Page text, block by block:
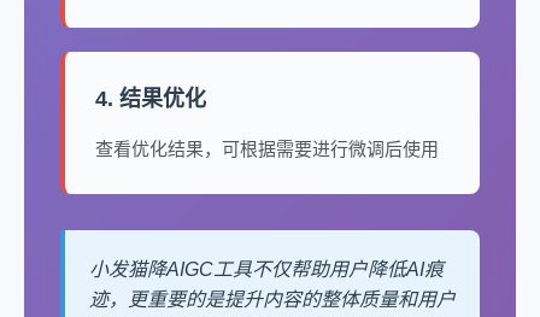
4. 结果优化
查看优化结果，可根据需要进行微调后使用
小发猫降AIGC工具不仅帮助用户降低AI痕
迹，更重要的是提升内容的整体质量和用户